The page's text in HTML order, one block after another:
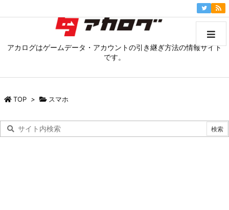
アカログはゲームデータ・アカウントの引き継ぎ方法の情報サイト
です。
TOP > スマホ